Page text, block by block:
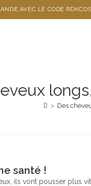
AVEC LE CODE
> Des
santé !
ils vont pousser plus